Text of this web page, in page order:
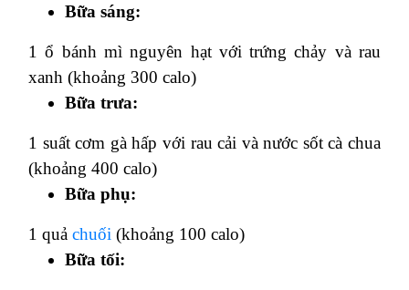
Bữa sáng:
1 ổ bánh mì nguyên hạt với trứng chảy và rau
xanh (khoảng 300 calo)
Bữa trưa:
1 suất cơm gà hấp với rau cải và nước sốt cà chua
(khoảng 400 calo)
Bữa phụ:
1 quả chuối (khoảng 100 calo)
Bữa tối: